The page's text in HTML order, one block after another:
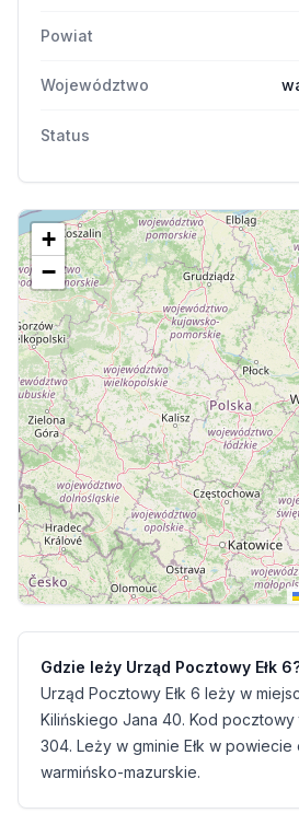
Powiat
Województwo
Status
+
−
Gdzie leży Urząd Pocztowy Ełk
Urząd Pocztowy Ełk 6 leży w
Kilińskiego Jana 40. Kod
304. Leży w gminie Ełk w
warmińsko-mazurskie.